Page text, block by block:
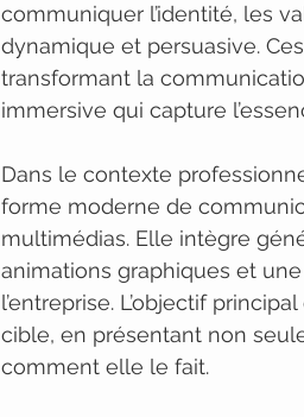
communiquer l’identité, les
dynamique et persuasive.
transformant la
immersive qui capture
Dans le contexte
forme moderne de
multimédias. Elle intègre
animations graphiques et
l’entreprise. L’objectif
cible, en présentant non
comment elle le fait.